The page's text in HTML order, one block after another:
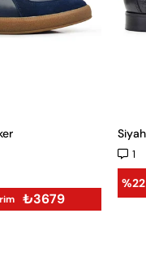
₺3679
1
%22